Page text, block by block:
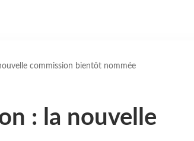
commission bientôt nommée
: la nouvelle